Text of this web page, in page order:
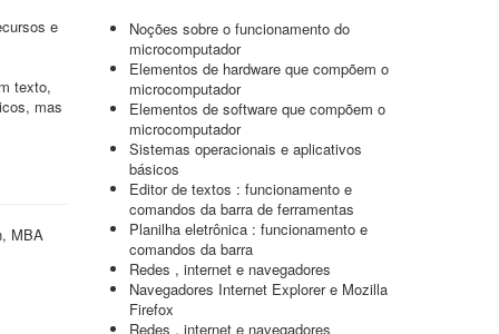
e
texto,
mas
MBA
Noções sobre o funcionamento do
microcomputador
Elementos de hardware que compõem o
microcomputador
Elementos de software que compõem o
microcomputador
Sistemas operacionais e aplicativos
básicos
Editor de textos : funcionamento e
comandos da barra de ferramentas
Planilha eletrônica : funcionamento e
comandos da barra
Redes , internet e navegadores
Navegadores Internet Explorer e Mozilla
Firefox
Redes , internet e navegadores